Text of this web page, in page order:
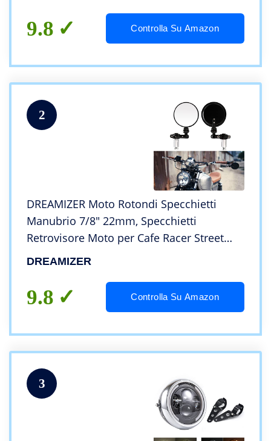
9.8 Controlla Su Amazon
2
DREAMIZER Moto Rotondi Specchietti
Manubrio 7/8″ 22mm, Specchietti
Retrovisore Moto per Cafe Racer Street
Bike Dirt Bikes Cruiser Scooter Bobber
DREAMIZER
9.8 Controlla Su Amazon
3